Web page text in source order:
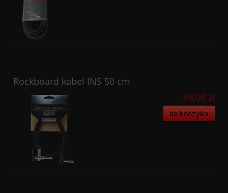
Rockboard kabel INS 50 cm
48,00 zł
do koszyka